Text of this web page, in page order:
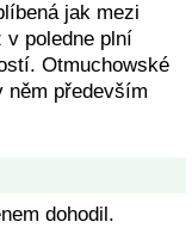
jak mezi
v poledne plní
Otmuchowské
něm především
dohodil.